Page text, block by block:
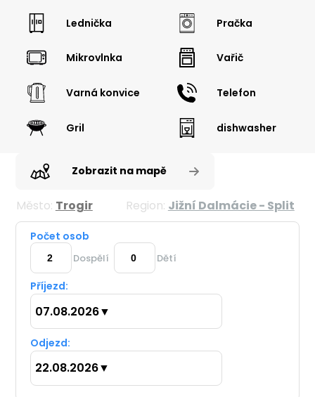
Lednička Pračka
Mikrovlnka Vařič
Varná konvice Telefon
Gril dishwasher
Zobrazit na mapě
Město: Trogir Region: Jižní Dalmácie - Split
Počet osob
Dospělí Dětí
Příjezd:
07.08.2026▼
Odjezd:
22.08.2026▼